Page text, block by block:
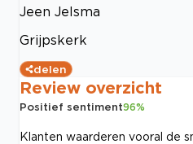
Jeen Jelsma
Grijpskerk
delen
Review overzicht
Positief sentiment96%
Klanten waarderen vooral de